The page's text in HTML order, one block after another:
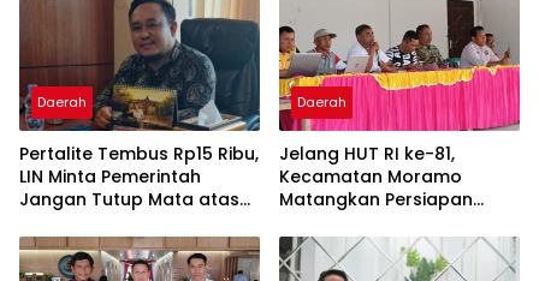
Daerah
‎Pertalite Tembus Rp15 Ribu,
LIN Minta Pemerintah
Jangan Tutup Mata atas
Daerah
‎Jelang HUT RI ke-81,
Kecamatan Moramo
Matangkan Persiapan